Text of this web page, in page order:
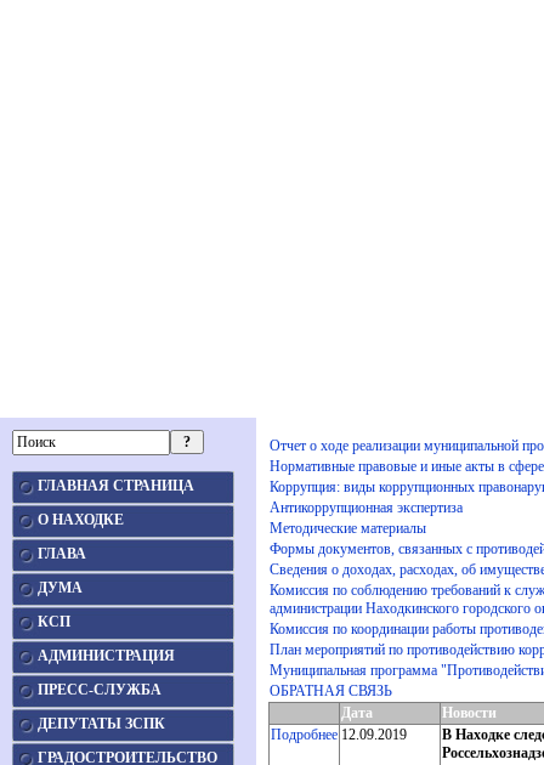
ГЛАВНАЯ СТРАНИЦА
О НАХОДКЕ
ГЛАВА
ДУМА
КСП
АДМИНИСТРАЦИЯ
ПРЕСС-СЛУЖБА
ДЕПУТАТЫ ЗСПК
ГРАДОСТРОИТЕЛЬСТВО
Отчет о ходе реализации муниципальной
Нормативные правовые и иные акты в
Коррупция: виды коррупционных
Антикоррупционная экспертиза
Методические материалы
Формы документов, связанных с
Сведения о доходах, расходах, об
Комиссия по соблюдению требований к
администрации Находкинского городского
Комиссия по координации работы
План мероприятий по противодействию
Муниципальная программа
ОБРАТНАЯ СВЯЗЬ
Дата
Новости
Подробнее 12.09.2019
В Находке